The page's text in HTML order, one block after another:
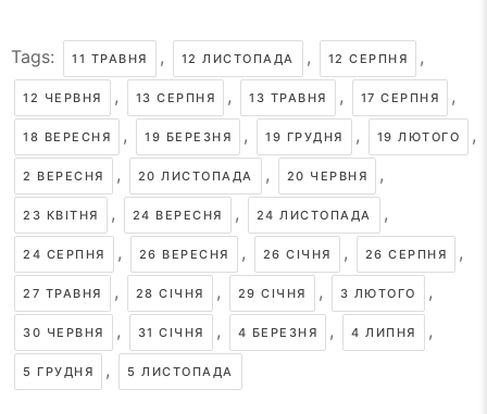
Tags: 11 ТРАВНЯ , 12 ЛИСТОПАДА , 12 СЕРПНЯ ,
12 ЧЕРВНЯ , 13 СЕРПНЯ , 13 ТРАВНЯ , 17 СЕРПНЯ ,
18 ВЕРЕСНЯ , 19 БЕРЕЗНЯ , 19 ГРУДНЯ , 19 ЛЮТОГО ,
2 ВЕРЕСНЯ , 20 ЛИСТОПАДА , 20 ЧЕРВНЯ ,
23 КВІТНЯ , 24 ВЕРЕСНЯ , 24 ЛИСТОПАДА ,
24 СЕРПНЯ , 26 ВЕРЕСНЯ , 26 СІЧНЯ , 26 СЕРПНЯ ,
27 ТРАВНЯ , 28 СІЧНЯ , 29 СІЧНЯ , 3 ЛЮТОГО ,
30 ЧЕРВНЯ , 31 СІЧНЯ , 4 БЕРЕЗНЯ , 4 ЛИПНЯ ,
5 ГРУДНЯ , 5 ЛИСТОПАДА